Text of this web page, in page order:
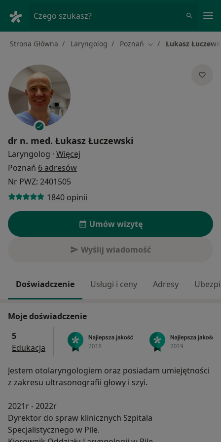
Czego szukasz?
Strona Główna Laryngolog Poznań Zmień miasto
Łukasz
dr n. med. Łukasz Łuczewski
Laryngolog · Więcej
Poznań 6 adresów
Nr PWZ: 2401505
1840 opinii
Umów wizytę
Wyślij wiadomość
Doświadczenie Usługi i ceny Adresy
Moje doświadczenie
5
Edukacja
Jestem otolaryngologiem oraz posiadam umiejętności
z zakresu ultrasonografii głowy i szyi.
2021r - 2022r
Dyrektor do spraw klinicznych Szpitala
Specjalistycznego w Pile.